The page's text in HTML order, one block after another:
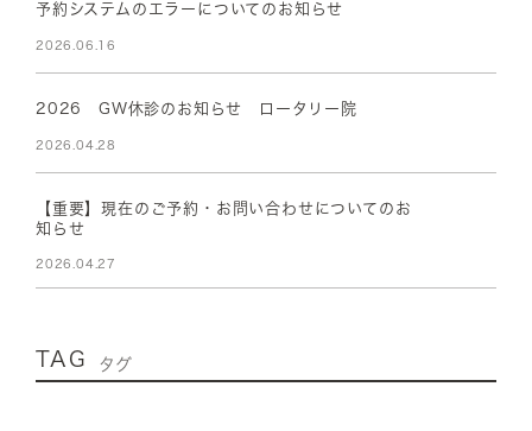
予約システムのエラーについてのお知らせ
2026.06.16
2026 GW休診のお知らせ ロータリー院
2026.04.28
【重要】現在のご予約・お問い合わせについてのお
知らせ
2026.04.27
TAG タグ